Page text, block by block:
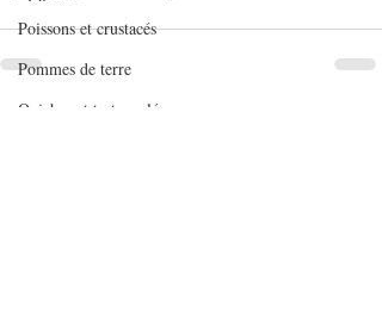
Poissons et crustacés
Pommes de terre
Quiches et tartes salées